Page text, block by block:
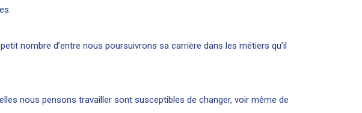
nombre d’entre nous poursuivrons sa carrière dans les métiers qu’il
nous pensons travailler sont susceptibles de changer, voir même de